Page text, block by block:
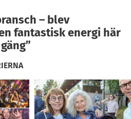
– blev
fantastisk energi här